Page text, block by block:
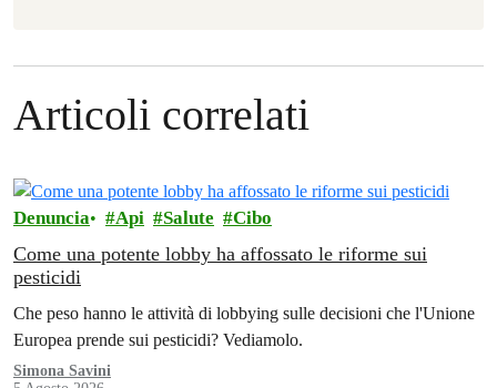
Articoli correlati
Denuncia Api Salute Cibo
Come una potente lobby ha affossato le riforme sui
pesticidi
Che peso hanno le attività di lobbying sulle decisioni che l'Unione
Europea prende sui pesticidi? Vediamolo.
Simona Savini